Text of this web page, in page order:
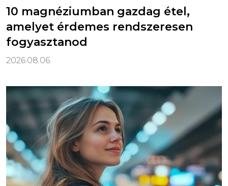
10 magnéziumban gazdag étel,
amelyet érdemes rendszeresen
fogyasztanod
2026.08.06.